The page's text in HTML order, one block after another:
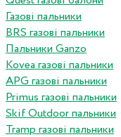
Газові пальники
BRS газові пальники
Пальники Ganzo
Kovea газові пальники
APG газові пальники
Primus газові пальники
Skif Outdoor пальники
Tramp газові пальники